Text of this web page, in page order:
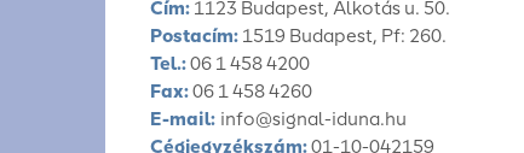
Cím: 1123 Budapest, Alkotás u. 50.
Postacím: 1519 Budapest, Pf: 260.
Tel.:06 1 458 4200
Fax:06 1 458 4260
E-mail: info@signal-iduna.hu
Cégjegyzékszám:01-10-042159